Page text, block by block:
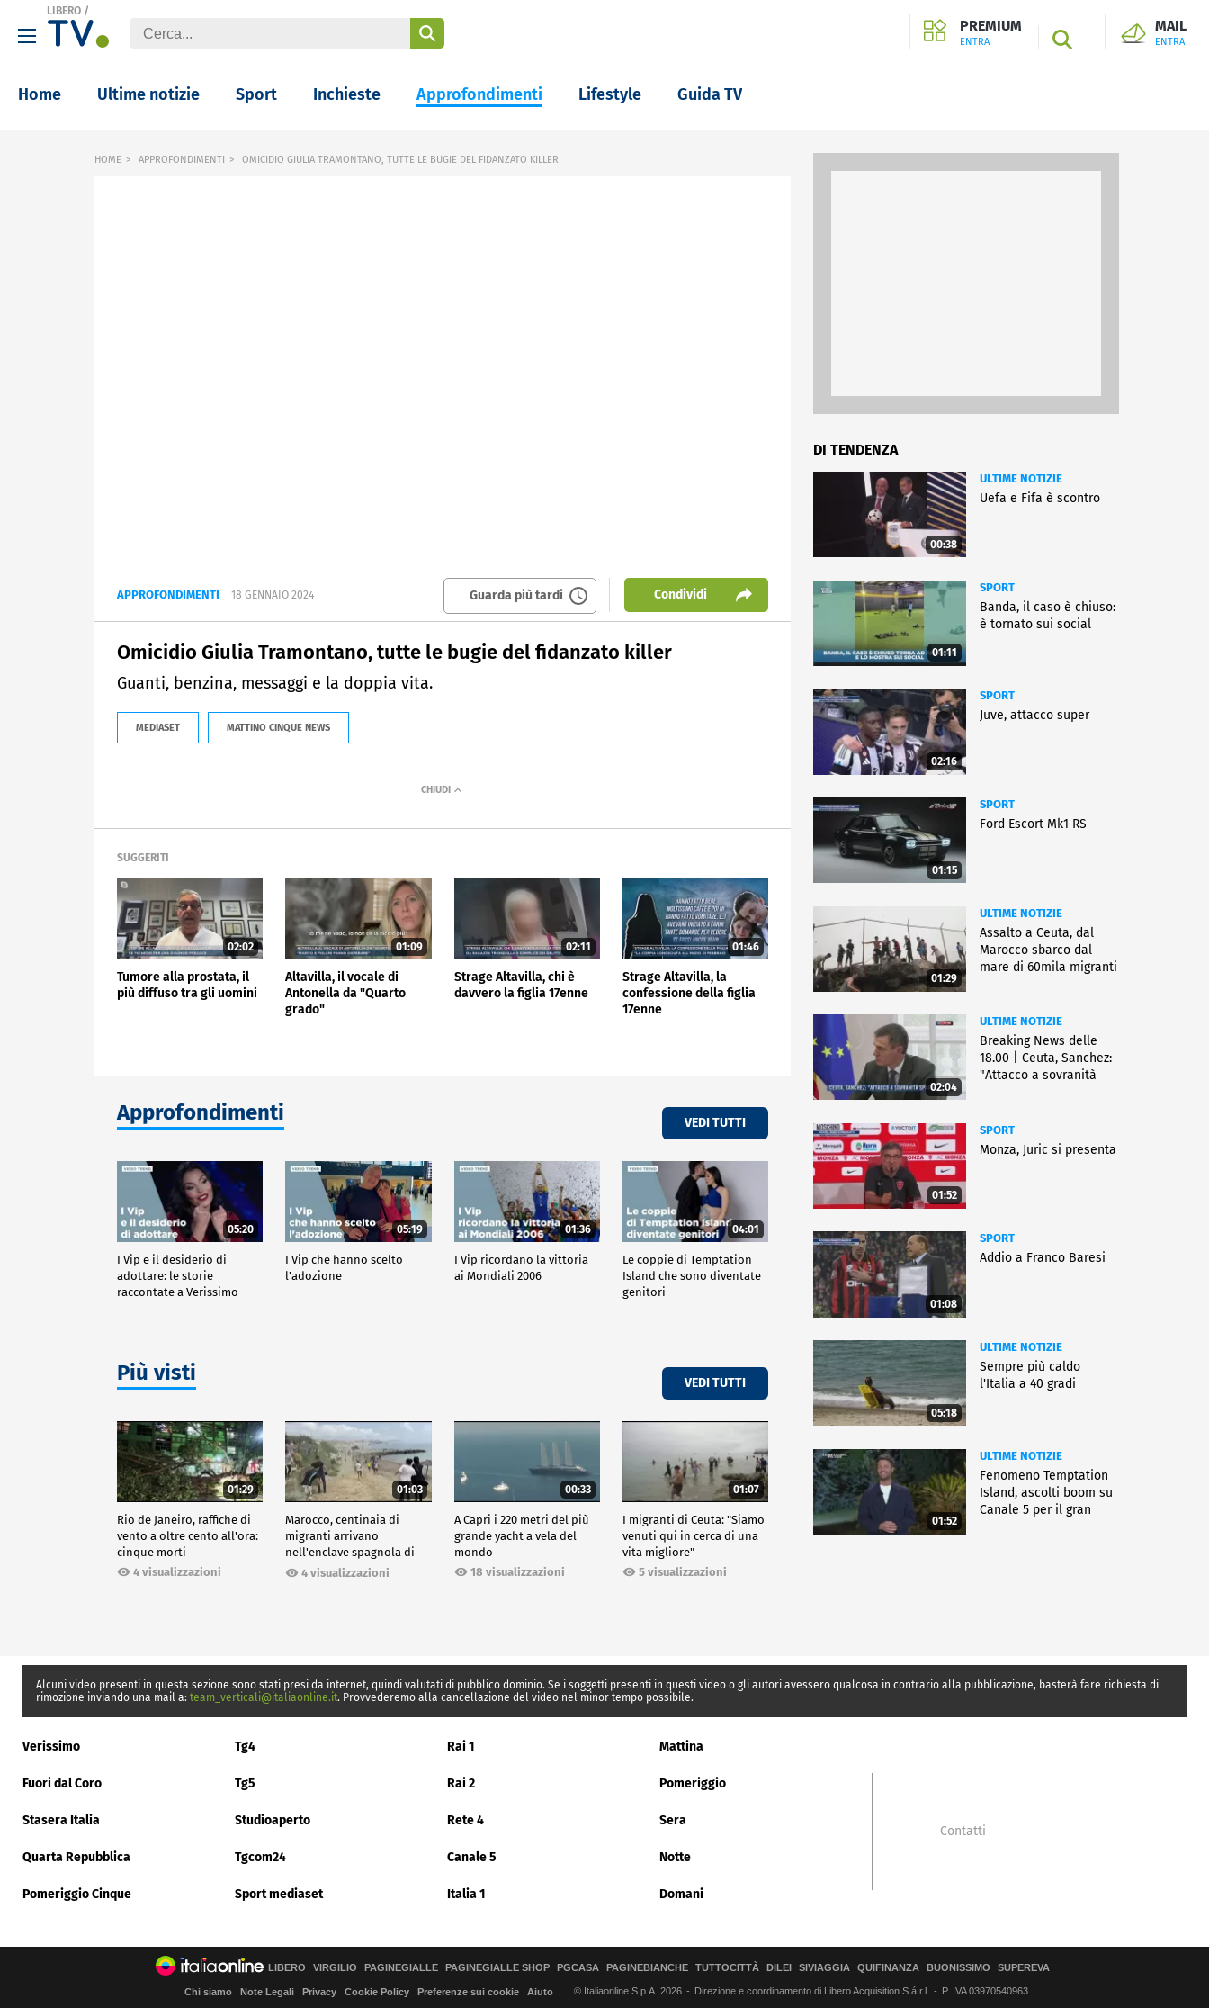
LIBERO /
PREMIUM
ENTRA SEARCH
MAIL
ENTRA
Home Ultime notizie Sport Inchieste Approfondimenti Lifestyle Guida TV
HOME APPROFONDIMENTI OMICIDIO GIULIA TRAMONTANO, TUTTE LE BUGIE DEL FIDANZATO KILLER
APPROFONDIMENTI 18 GENNAIO 2024 Guarda più tardi Condividi
Omicidio Giulia Tramontano, tutte le bugie del fidanzato killer
Guanti, benzina, messaggi e la doppia vita.
MEDIASET MATTINO CINQUE NEWS
SUGGERITI
02:02
Tumore alla prostata, il
più diffuso tra gli uomini
01:09
Altavilla, il vocale di
Antonella da "Quarto
grado"
02:11
Strage Altavilla, chi è
davvero la figlia 17enne
01:46
Strage Altavilla, la
confessione della figlia
17enne
Approfondimenti VEDI TUTTI
05:20
I Vip e il desiderio di
adottare: le storie
raccontate a Verissimo
05:19
I Vip che hanno scelto
l'adozione
01:36
I Vip ricordano la vittoria
ai Mondiali 2006
04:01
Le coppie di Temptation
Island che sono diventate
genitori
Più visti VEDI TUTTI
01:29
Rio de Janeiro, raffiche di
vento a oltre cento all'ora:
cinque morti
4 visualizzazioni
01:03
Marocco, centinaia di
migranti arrivano
nell'enclave spagnola di
Ceuta4 visualizzazioni
00:33
A Capri i 220 metri del più
grande yacht a vela del
mondo
18 visualizzazioni
01:07
I migranti di Ceuta: "Siamo
venuti qui in cerca di una
vita migliore"
5 visualizzazioni
DI TENDENZA
00:38
ULTIME NOTIZIE
Uefa e Fifa è scontro
01:11
SPORT
Banda, il caso è chiuso:
è tornato sui social
02:16
SPORT
Juve, attacco super
01:15
SPORT
Ford Escort Mk1 RS
01:29
ULTIME NOTIZIE
Assalto a Ceuta, dal
Marocco sbarco dal
mare di 60mila migranti
02:04
ULTIME NOTIZIE
Breaking News delle
18.00 | Ceuta, Sanchez:
"Attacco a sovranità
01:52
SPORT
Monza, Juric si presenta
01:08
SPORT
Addio a Franco Baresi
05:18
ULTIME NOTIZIE
Sempre più caldo
l'Italia a 40 gradi
01:52
ULTIME NOTIZIE
Fenomeno Temptation
Island, ascolti boom su
Canale 5 per il gran
Alcuni video presenti in questa sezione sono stati presi da internet, quindi valutati di pubblico dominio. Se i soggetti presenti in questi video o gli autori avessero qualcosa in contrario alla pubblicazione, basterà fare richiesta di
rimozione inviando una mail a: team_verticali@italiaonline.it. Provvederemo alla cancellazione del video nel minor tempo possibile.
Verissimo Tg4 Rai 1 Mattina
Fuori dal Coro Tg5 Rai 2 Pomeriggio
Stasera Italia Studioaperto Rete 4 Sera
Quarta Repubblica Tgcom24 Canale 5 Notte
Pomeriggio Cinque Sport mediaset Italia 1 Domani
Contatti
LIBERO VIRGILIO PAGINEGIALLE PAGINEGIALLE SHOP PGCASA PAGINEBIANCHE TUTTOCITTÀ DILEI SIVIAGGIA QUIFINANZA BUONISSIMO SUPEREVA
Chi siamo Note Legali Privacy Cookie Policy Preferenze sui cookie Aiuto © Italiaonline S.p.A. 2026 Direzione e coordinamento di Libero Acquisition S.á r.l. P. IVA 03970540963